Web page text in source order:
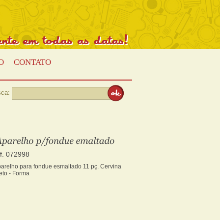
CONTATO
072998
para fondue esmaltado 11 pç. Cervina
- Forma